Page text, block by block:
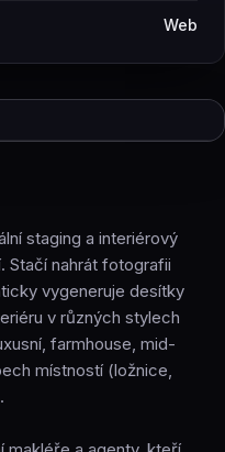
staging a interiérový
Stačí nahrát fotografii
vygeneruje desítky
v různých stylech
farmhouse, mid-
místností (ložnice,
Web